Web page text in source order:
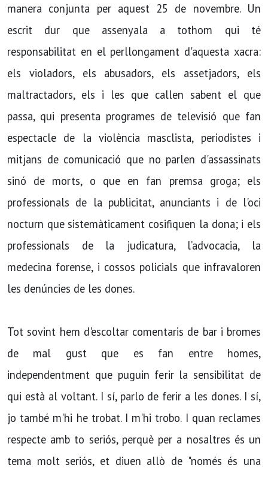
manera conjunta per aquest 25 de novembre. Un
escrit dur que assenyala a tothom qui té
responsabilitat en el perllongament d'aquesta xacra:
els violadors, els abusadors, els assetjadors, els
maltractadors, els i les que callen sabent el que
passa, qui presenta programes de televisió que fan
espectacle de la violència masclista, periodistes i
mitjans de comunicació que no parlen d'assassinats
sinó de morts, o que en fan premsa groga​; els
professionals de la publicitat, anunciants i de l'oci
nocturn que sistemàticament cosifiquen la dona; i els
professionals de la judicatura, l’advocacia, la
medecina forense, i cossos policials que infravaloren
les denúncies de les dones.
​Tot sovint hem d'escoltar comentaris de bar i bromes
de mal gust que es fan entre homes,
independentment que puguin ferir la sensibilitat de
qui està al voltant. I sí, parlo de ferir a les dones. I sí,
jo també m'hi he trobat. I m'hi trobo. I quan reclames
respecte amb to seriós, perquè per a nosaltres és un
tema molt seriós, et diuen allò de "només és una